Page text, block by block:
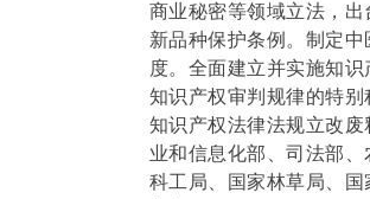
商业秘密等领域立法，
新品种保护条例。制定
度。全面建立并实施知
知识产权审判规律的特
知识产权法律法规立改废
业和信息化部、司法部
科工局、国家林草局、